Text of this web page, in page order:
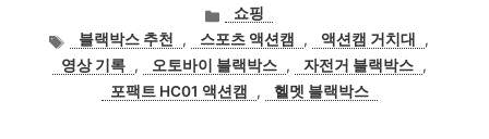
카
테
고
리
쇼핑
태
그
블랙박스 추천 , 스포츠 액션캠 , 액션캠 거치대
,
영상 기록 , 오토바이 블랙박스 , 자전거 블랙박스 ,
포팩트 HC01 액션캠
, 헬멧 블랙박스